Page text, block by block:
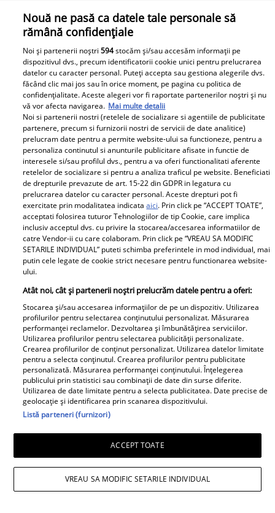
Daniela Nane, dezvăluiri după
despărțirea de Octavian Ene. Cum se
simte actrița: „Nu simt nicio lipsă”
Andreea Popescu și fosta soacră, schimb
de replici. Ce i-a spus mama lui Rareș
Cojoc influenceriței: „Am găsit soluția”
Nouă ne pasă ca datele tale personale să
rămână confidențiale
Noi și partenerii noștri594stocăm și/sau accesăm informații pe
dispozitivul dvs., precum identificatorii cookie unici pentru prelucrarea
datelor cu caracter personal. Puteți accepta sau gestiona alegerile dvs.
făcând clic mai jos sau în orice moment, pe pagina cu politica de
confidențialitate. Aceste alegeri vor fi raportate partenerilor noștri și nu
vă vor afecta navigarea. Mai multe detalii
Noi si partenerii nostri (retelele de socializare si agentiile de publicitate
partenere, precum si furnizorii nostri de servicii de date analitice)
prelucram date pentru a permite website-ului sa functioneze, pentru a
personaliza continutul si anunturile publicitare afisate in functie de
interesele si/sau profilul dvs., pentru a va oferi functionalitati aferente
retelelor de socializare si pentru a analiza traficul pe website. Beneficiati
de drepturile prevazute de art. 15-22 din GDPR in legatura cu
prelucrarea datelor cu caracter personal. Aceste drepturi pot fi
exercitate prin modalitatea indicataaici. Prin click pe “ACCEPT TOATE”,
acceptati folosirea tuturor Tehnologiilor de tip Cookie, care implica
inclusiv acceptul dvs. cu privire la stocarea/accesarea informatiilor de
catre Vendor-ii cu care colaboram. Prin click pe “VREAU SA MODIFIC
SETARILE INDIVIDUAL” puteti schimba preferintele in mod individual, mai
putin cele legate de cookie strict necesare pentru functionarea website-
ului.
Atât noi, cât și partenerii noștri prelucrăm datele pentru a oferi:
Stocarea și/sau accesarea informațiilor de pe un dispozitiv. Utilizarea
profilurilor pentru selectarea conținutului personalizat. Măsurarea
performanței reclamelor. Dezvoltarea și îmbunătățirea serviciilor.
Utilizarea profilurilor pentru selectarea publicității personalizate.
Crearea profilurilor de conținut personalizat. Utilizarea datelor limitate
pentru a selecta conținutul. Crearea profilurilor pentru publicitate
personalizată. Măsurarea performanței conținutului. Înțelegerea
publicului prin statistici sau combinații de date din surse diferite.
Utilizarea de date limitate pentru a selecta publicitatea. Date precise de
geolocație și identificarea prin scanarea dispozitivului.
Listă parteneri (furnizori)
ACCEPT TOATE
VREAU SA MODIFIC SETARILE INDIVIDUAL